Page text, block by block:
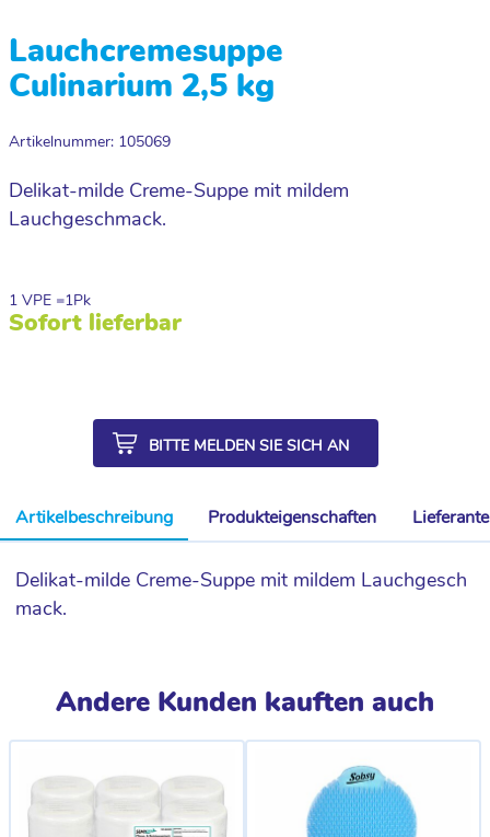
Lauchcremesuppe
Culinarium 2,5 kg
Artikelnummer: 105069
Delikat-milde Creme-Suppe mit mildem
Lauchgeschmack.
1 VPE =1Pk
Sofort lieferbar
BITTE MELDEN SIE SICH AN
Artikelbeschreibung Produkteigenschaften
Delikat-milde Creme-Suppe mit mildem Lauchgesch
mack.
Andere Kunden kauften auch